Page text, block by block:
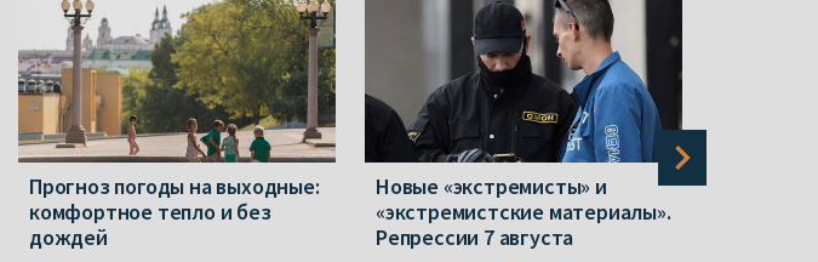
Прогноз погоды на выходные:
комфортное тепло и без
дождей
Новые «экстремисты» и
«экстремистские материалы».
Репрессии 7 августа